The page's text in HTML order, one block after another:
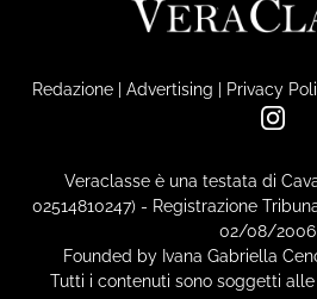
Redazione| Advertising | Privacy
Veraclasse è una testata di
02514810247) - Registrazione
02/08/2006
Founded by Ivana Gabriella
Tutti i contenuti sono soggetti